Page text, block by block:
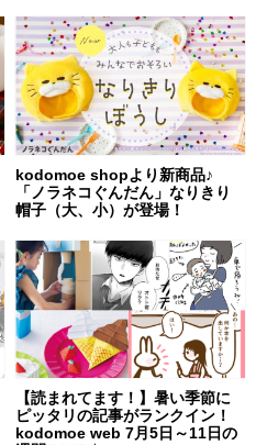
kodomoe shopより新商品♪
「ノラネコぐんだん」なりきり
帽子（大、小）が登場！
【読まれてます！】暑い季節に
ピッタリの記事がランクイン！
kodomoe web 7月5日～11日の